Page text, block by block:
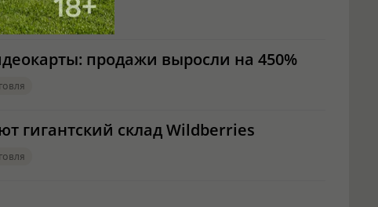
продажи выросли на 450%
гигантский склад Wildberries